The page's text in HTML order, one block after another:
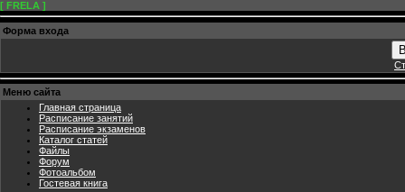
[ FRELA ]
Форма входа
Меню сайта
Главная страница
Расписание занятий
Расписание экзаменов
Каталог статей
Файлы
Форум
Фотоальбом
Гостевая книга